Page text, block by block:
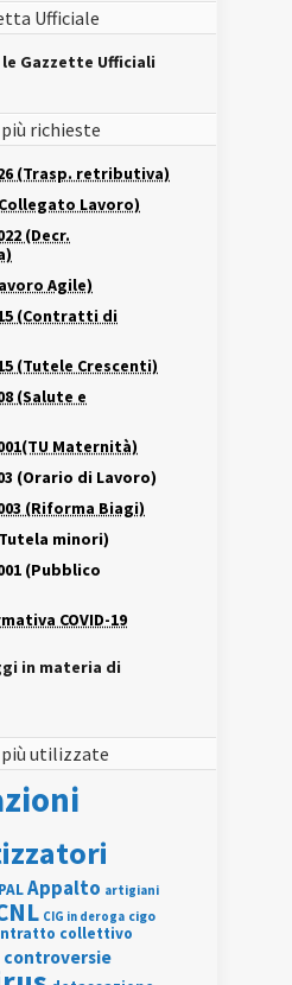
Ufficiale
Gazzette Ufficiali
richieste
(Trasp. retributiva)
Lavoro)
(Decr.
Agile)
(Contratti di
(Tutele Crescenti)
(Salute e
Maternità)
(Orario di Lavoro)
(Riforma Biagi)
minori)
(Pubblico
COVID-19
in materia di
utilizzate
Appalto artigiani
CIG in deroga cigo
collettivo
controversie